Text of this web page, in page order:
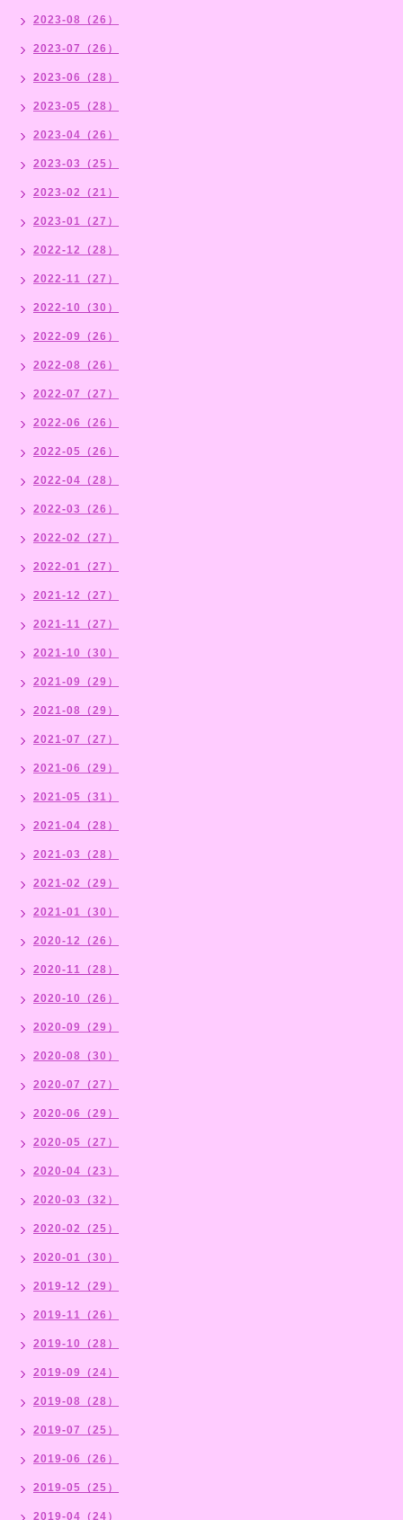
2023-08（26）
2023-07（26）
2023-06（28）
2023-05（28）
2023-04（26）
2023-03（25）
2023-02（21）
2023-01（27）
2022-12（28）
2022-11（27）
2022-10（30）
2022-09（26）
2022-08（26）
2022-07（27）
2022-06（26）
2022-05（26）
2022-04（28）
2022-03（26）
2022-02（27）
2022-01（27）
2021-12（27）
2021-11（27）
2021-10（30）
2021-09（29）
2021-08（29）
2021-07（27）
2021-06（29）
2021-05（31）
2021-04（28）
2021-03（28）
2021-02（29）
2021-01（30）
2020-12（26）
2020-11（28）
2020-10（26）
2020-09（29）
2020-08（30）
2020-07（27）
2020-06（29）
2020-05（27）
2020-04（23）
2020-03（32）
2020-02（25）
2020-01（30）
2019-12（29）
2019-11（26）
2019-10（28）
2019-09（24）
2019-08（28）
2019-07（25）
2019-06（26）
2019-05（25）
2019-04（24）